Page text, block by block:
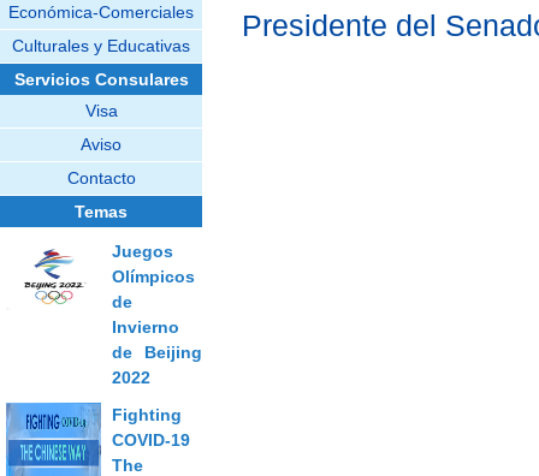
Económica-Comerciales
Culturales y Educativas
Servicios Consulares
Visa
Aviso
Contacto
Temas
Juegos
Olímpicos
de
Invierno
de Beijing
2022
Fighting
COVID-19
The
Presidente del